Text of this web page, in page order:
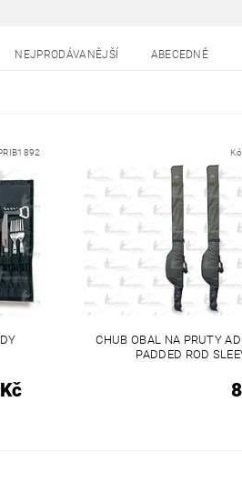
NEJPRODÁVANĚJŠÍ ABECEDNĚ
CHUB OBAL NA PRUTY
PADDED ROD